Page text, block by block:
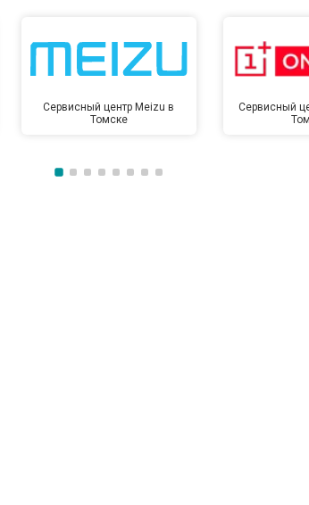
Сервисный центр Meizu в
Томске
Сервисный